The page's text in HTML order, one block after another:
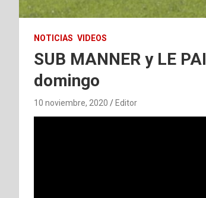
NOTICIAS VIDEOS
SUB MANNER y LE
domingo
10 noviembre, 2020 Editor